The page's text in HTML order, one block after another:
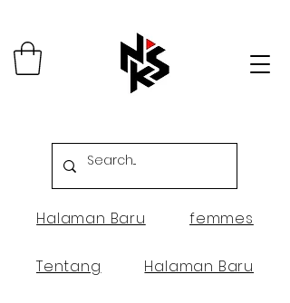
Halaman Baru femmes
Tentang Halaman Baru